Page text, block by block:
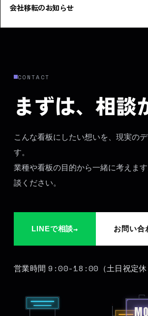
会社移転のお知らせ
CONTACT
まずは、相談
こんな看板にしたい想いを、現実の
す。
業種や看板の目的から一緒に考えま
談ください。
LINEで相談→ お問い合
営業時間 9:00-18:00 （土日祝定休